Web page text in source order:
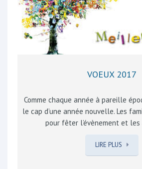
artisans et professions libérales,
atout. Des évènements tels une
annuelle, le…
VOEUX 2017
Comme chaque année à pareille
le cap d’une année nouvelle. Les
pour fêter l’évènement et les
rappeler les bons, ou moins bons,
défunte, que ce soit au travail,
LIRE PLUS